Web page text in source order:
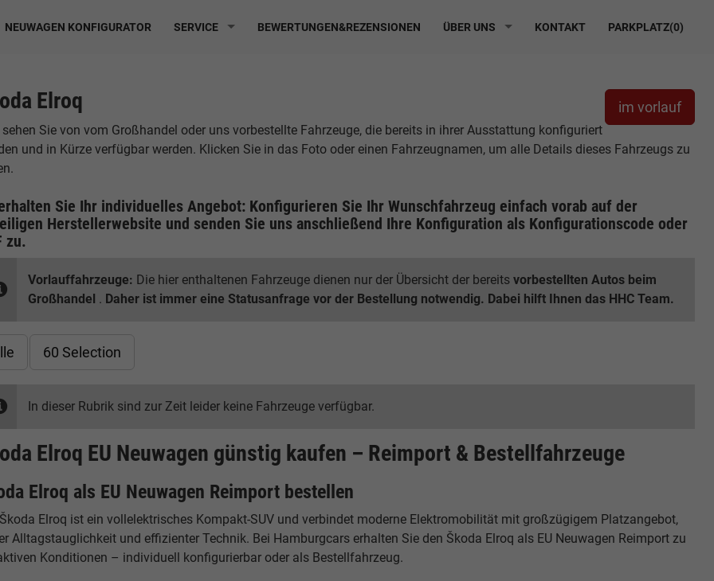
NEUWAGEN KONFIGURATOR SERVICE BEWERTUNGEN&REZENSIONEN ÜBER UNS KONTAKT PARKPLATZ(0)
im vorlauf
Elroq
sehen Sie von vom Großhandel oder uns vorbestellte Fahrzeuge, die bereits in ihrer Ausstattung konfiguriert
und in Kürze verfügbar werden. Klicken Sie in das Foto oder einen Fahrzeugnamen, um alle Details dieses Fahrzeugs zu
Sie Ihr individuelles Angebot: Konfigurieren Sie Ihr Wunschfahrzeug einfach vorab auf der
Herstellerwebsite und senden Sie uns anschließend Ihre Konfiguration als Konfigurationscode oder
zu.
Vorlauffahrzeuge: Die hier enthaltenen Fahrzeuge dienen nur der Übersicht der bereitsvorbestellten Autos beim
Großhandel . Daher ist immer eine Statusanfrage vor der Bestellung notwendig. Dabei hilft Ihnen das HHC Team.
60 Selection
In dieser Rubrik sind zur Zeit leider keine Fahrzeuge verfügbar.
Elroq EU Neuwagen günstig kaufen – Reimport & Bestellfahrzeuge
Elroq als EU Neuwagen Reimport bestellen
Elroq ist ein vollelektrisches Kompakt-SUV und verbindet moderne Elektromobilität mit großzügigem Platzangebot,
Alltagstauglichkeit und effizienter Technik. Bei Hamburgcars erhalten Sie den Škoda Elroq als EU Neuwagen Reimport zu
Konditionen – individuell konfigurierbar oder als Bestellfahrzeug.